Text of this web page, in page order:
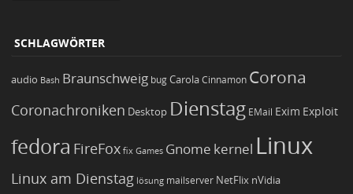
SCHLAGWÖRTER
audio Bash Braunschweig bugCarola Cinnamon Corona
Coronachroniken Desktop Dienstag EMail Exim Exploit
fedora FireFox fix Games Gnome kernel Linux
Linux am Dienstag lösung mailserver NetFlix nVidia